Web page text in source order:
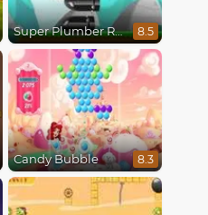
Super Plumber Run 8.5
Candy Bubble 8.3